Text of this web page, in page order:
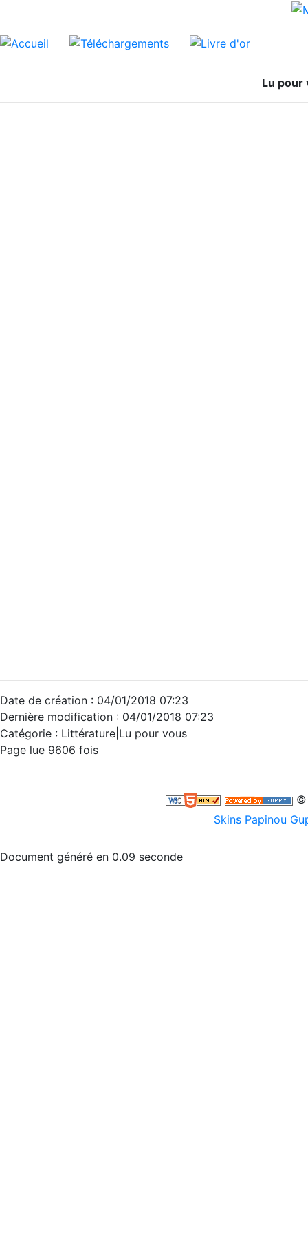
Lu pour
Date de création : 04/01/2018 07:23
Dernière modification : 04/01/2018 07:23
Catégorie : Littérature|Lu pour vous
Page lue 9606 fois
©
Skins Papinou
Document généré en 0.09 seconde